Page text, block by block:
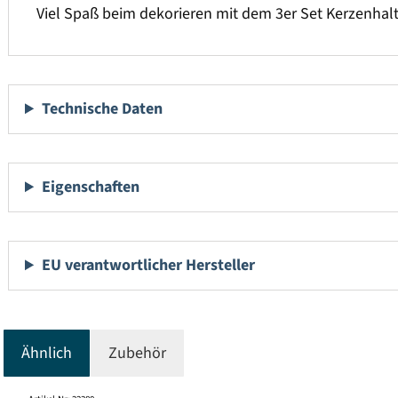
Viel Spaß beim dekorieren mit dem 3er Set
Technische Daten
Eigenschaften
EU verantwortlicher Hersteller
Ähnlich Zubehör